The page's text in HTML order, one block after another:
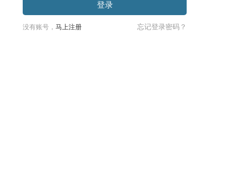
登录
没有账号， 马上注册 忘记登录密码？